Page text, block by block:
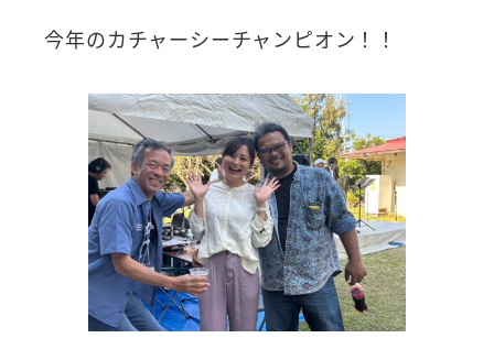
今年のカチャーシーチャンピオン！！